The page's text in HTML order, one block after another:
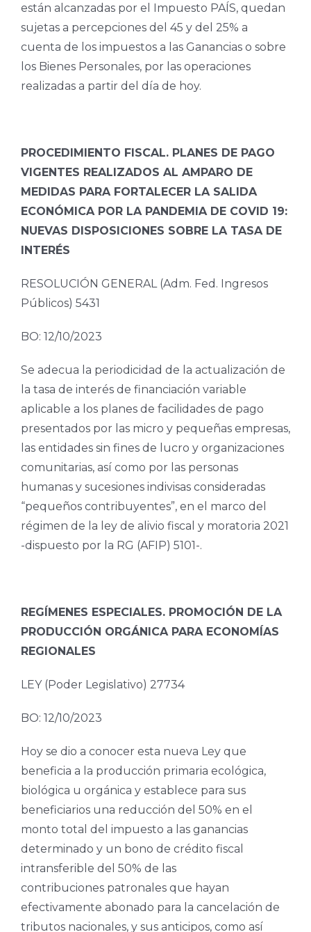
están alcanzadas por el Impuesto PAÍS, quedan
sujetas a percepciones del 45 y del 25% a
cuenta de los impuestos a las Ganancias o sobre
los Bienes Personales, por las operaciones
realizadas a partir del día de hoy.
PROCEDIMIENTO FISCAL. PLANES DE PAGO
VIGENTES REALIZADOS AL AMPARO DE
MEDIDAS PARA FORTALECER LA SALIDA
ECONÓMICA POR LA PANDEMIA DE COVID 19:
NUEVAS DISPOSICIONES SOBRE LA TASA DE
INTERÉS
RESOLUCIÓN GENERAL (Adm. Fed. Ingresos
Públicos) 5431
BO: 12/10/2023
Se adecua la periodicidad de la actualización de
la tasa de interés de financiación variable
aplicable a los planes de facilidades de pago
presentados por las micro y pequeñas empresas,
las entidades sin fines de lucro y organizaciones
comunitarias, así como por las personas
humanas y sucesiones indivisas consideradas
“pequeños contribuyentes”, en el marco del
régimen de la ley de alivio fiscal y moratoria 2021
-dispuesto por la RG (AFIP) 5101-.
REGÍMENES ESPECIALES. PROMOCIÓN DE LA
PRODUCCIÓN ORGÁNICA PARA ECONOMÍAS
REGIONALES
LEY (Poder Legislativo) 27734
BO: 12/10/2023
Hoy se dio a conocer esta nueva Ley que
beneficia a la producción primaria ecológica,
biológica u orgánica y establece para sus
beneficiarios una reducción del 50% en el
monto total del impuesto a las ganancias
determinado y un bono de crédito fiscal
intransferible del 50% de las
contribuciones patronales que hayan
efectivamente abonado para la cancelación de
tributos nacionales, y sus anticipos, como así